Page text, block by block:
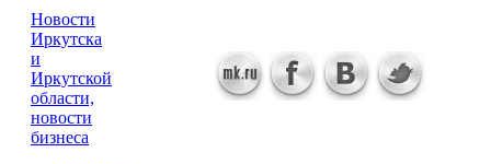
Новости
Иркутска
и
Иркутской
области,
новости
бизнеса